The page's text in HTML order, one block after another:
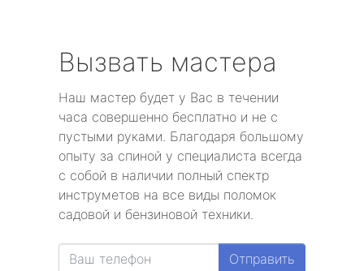
Вызвать мастера
Наш мастер будет у Вас в течении
часа совершенно бесплатно и не с
пустыми руками. Благодаря большому
опыту за спиной у специалиста всегда
с собой в наличии полный спектр
инструметов на все виды поломок
садовой и бензиновой техники.
Отправить